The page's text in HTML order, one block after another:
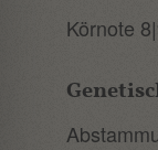
Körnote